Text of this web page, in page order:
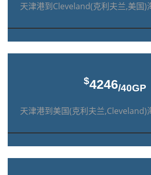
天津港到Cleveland(克利夫兰,美国)
$4246/40GP
天津港到美国(克利夫兰,Cleveland)